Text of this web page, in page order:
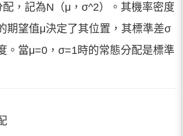
，記為N（μ，σ^2）。其機率密度
期望值μ決定了其位置，其標準差σ
。當μ=0，σ=1時的常態分配是標準